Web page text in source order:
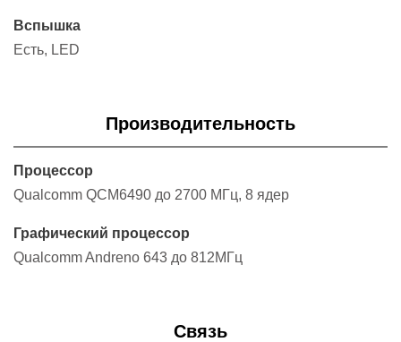
Вспышка
Есть, LED
Производительность
Процессор
Qualcomm QCM6490 до 2700 МГц, 8 ядер
Графический процессор
Qualcomm Andreno 643 до 812МГц
Связь